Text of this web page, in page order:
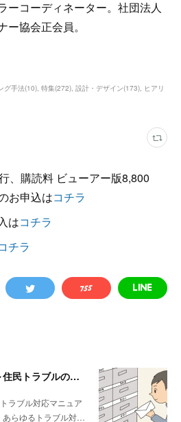
ーコーディネーター。社団法人
協会正会員。
グ手法(10) 特集(272) 設計・デザイン(173) ヒアリ
、購読料 ビューアー版8,800
お申込はコチラ
はコチラ
チラ
トラブル対応マニュアル～住民トラブルの危険度高!! マンションで注意したいポイント
ラブル対応マニュア
あらゆるトラブル対…